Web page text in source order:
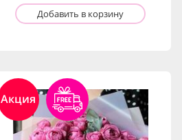
Добавить в корзину
Акция